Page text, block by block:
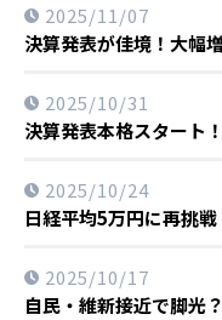
決算発表が佳境！大幅
2025/11/07
決算発表本格スタート
2025/10/31
日経平均5万円に再挑
2025/10/24
自民・維新接近で脚光
2025/10/17